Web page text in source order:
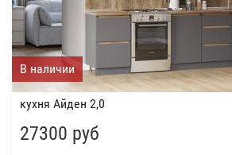
В наличии
кухня Айден 2,0
27300 руб